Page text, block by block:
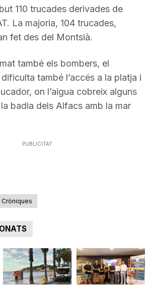
110 trucades derivades de
La majoria, 104 trucades,
fet des del Montsià.
també els bombers, el
també l’accés a la platja i
on l’aigua cobreix alguns
badia dels Alfacs amb la mar
PUBLICITAT
Cròniques